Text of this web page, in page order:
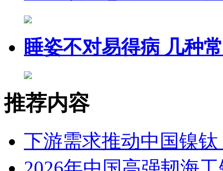
睡姿不对易得病 几种
推荐内容
下游需求推动中国镍